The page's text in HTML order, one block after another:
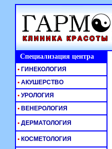
Специализация центра
• ГИНЕКОЛОГИЯ
• АКУШЕРСТВО
• УРОЛОГИЯ
• ВЕНЕРОЛОГИЯ
• ДЕРМАТОЛОГИЯ
• КОСМЕТОЛОГИЯ